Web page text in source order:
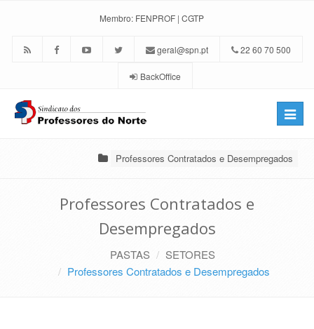
Membro: FENPROF | CGTP
geral@spn.pt 22 60 70 500
BackOffice
Toggle
Professores Contratados e Desempregados
Professores Contratados e
Desempregados
PASTAS
SETORES
Professores Contratados e Desempregados